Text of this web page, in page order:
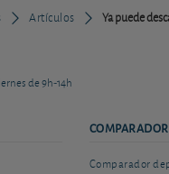
Artículos Ya puede
de 9h-14h
Comparador